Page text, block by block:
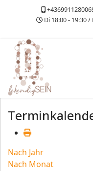
Di 18:00 - 19:30 /
Nach Jahr
Nach Monat